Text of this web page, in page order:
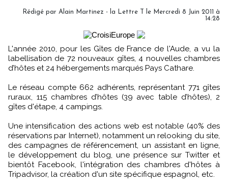
Rédigé par Alain Martinez - la Lettre T le Mercredi 8 Juin 2011 à
14:28
L'année 2010, pour les Gîtes de France de l'Aude, a vu la
labellisation de 72 nouveaux gîtes, 4 nouvelles chambres
d’hôtes et 24 hébergements marqués Pays Cathare.
Le réseau compte 662 adhérents, représentant 771 gîtes
ruraux, 115 chambres d’hôtes (39 avec table d’hôtes), 2
gîtes d'étape, 4 campings.
Une intensification des actions web est notable (40% des
réservations par Internet), notamment un relooking du site,
des campagnes de référencement, un assistant en ligne,
le développement du blog, une présence sur Twitter et
bientôt Facebook, l'intégration des chambres d'hôtes à
Tripadvisor, la création d'un site spécifique espagnol, etc.